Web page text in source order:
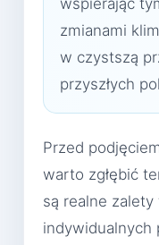
wspierając
zmianami
w czystszą
przyszłych
Przed
warto zgłębić
są realne
indywidualnych